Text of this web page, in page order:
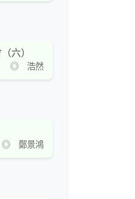
六）
◎ 浩然
鄭景鴻